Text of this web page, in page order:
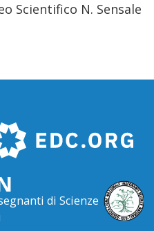
Scientifico N. Sensale
di Scienze